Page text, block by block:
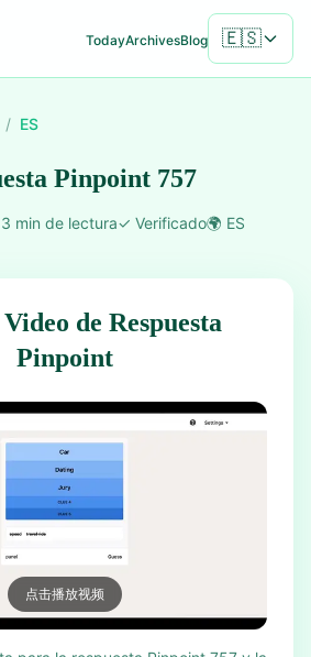
TodayArchivesBlog 🇪🇸
/ ES
Pinpoint 757
3 min de lectura✓ Verificado🌍 ES
de Respuesta
Pinpoint
点击播放视频